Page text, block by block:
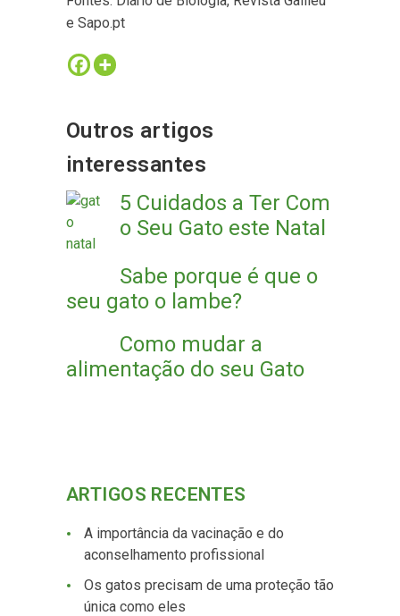
e Sapo.pt
Outros artigos
interessantes
5 Cuidados a Ter Com
o Seu Gato este Natal
Sabe porque é que o
seu gato o lambe?
Como mudar a
alimentação do seu Gato
ARTIGOS RECENTES
A importância da vacinação e do
aconselhamento profissional
Os gatos precisam de uma proteção tão
única como eles